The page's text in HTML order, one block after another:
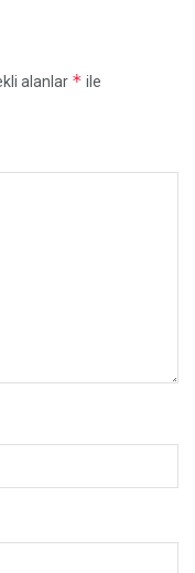
alanlar * ile